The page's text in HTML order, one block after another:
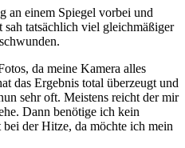
an einem Spiegel vorbei und
tatsächlich viel gleichmäßiger
da meine Kamera alles
das Ergebnis total überzeugt und
sehr oft. Meistens reicht der mir
Dann benötige ich kein
der Hitze, da möchte ich mein